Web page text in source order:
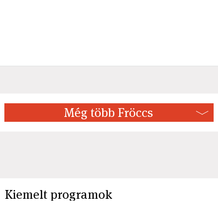
Még több Fröccs
Kiemelt programok